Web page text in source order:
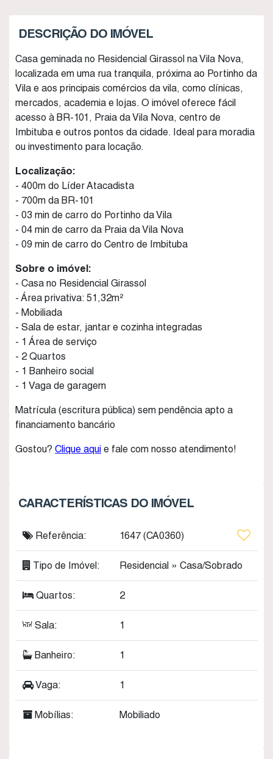
DESCRIÇÃO DO IMÓVEL
Casa geminada no Residencial Girassol na Vila Nova,
localizada em uma rua tranquila, próxima ao Portinho da
Vila e aos principais comércios da vila, como clínicas,
mercados, academia e lojas. O imóvel oferece fácil
acesso à BR-101, Praia da Vila Nova, centro de
Imbituba e outros pontos da cidade. Ideal para moradia
ou investimento para locação.
Localização:
- 400m do Líder Atacadista
- 700m da BR-101
- 03 min de carro do Portinho da Vila
- 04 min de carro da Praia da Vila Nova
- 09 min de carro do Centro de Imbituba
Sobre o imóvel:
- Casa no Residencial Girassol
- Área privativa: 51,32m²
- Mobiliada
- Sala de estar, jantar e cozinha integradas
- 1 Área de serviço
- 2 Quartos
- 1 Banheiro social
- 1 Vaga de garagem
Matrícula (escritura pública) sem pendência apto a
financiamento bancário
Gostou? Clique aqui e fale com nosso atendimento!
CARACTERÍSTICAS DO IMÓVEL
Referência: 1647 (CA0360)
Tipo de Imóvel: Residencial » Casa/Sobrado
Quartos: 2
Sala: 1
Banheiro: 1
Vaga: 1
Mobílias: Mobiliado